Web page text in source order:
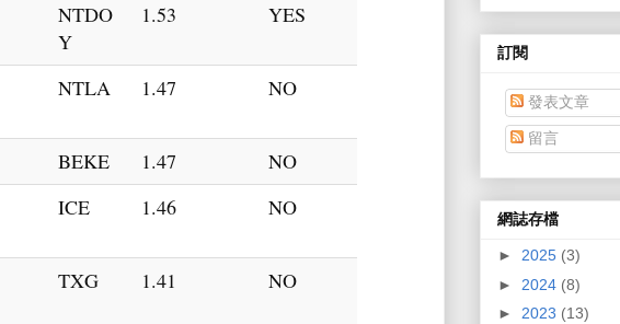
NTDO
Y
1.53 YES
NTLA 1.47 NO
BEKE 1.47
NO
ICE 1.46 NO
TXG 1.41 NO
訂閱
發表文章
留言
網誌存檔
► 2025 (3)
► 2024 (8)
► 2023 (13)